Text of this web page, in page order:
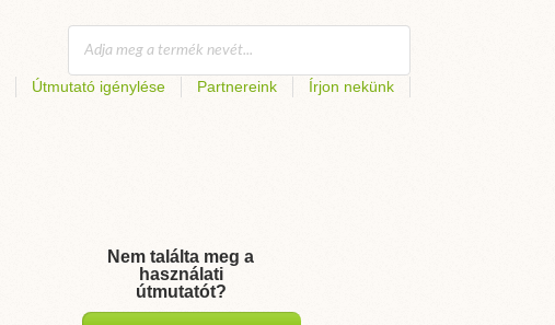
Útmutató igénylése Partnereink Írjon nekünk
Nem találta meg a
használati
útmutatót?